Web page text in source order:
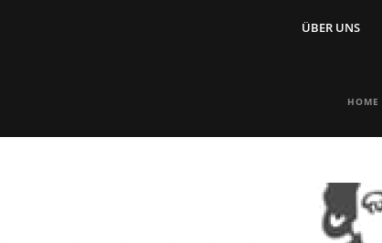
ÜBER UNS
HOME